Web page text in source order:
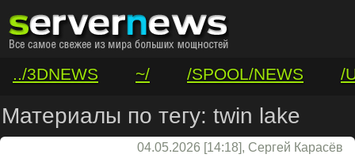
../3DNEWS ~/ /SPOOL/NEWS
/
/VAR/CONTACT
Материалы по тегу: twin lake
04.05.2026 [14:18], Сергей Карасёв